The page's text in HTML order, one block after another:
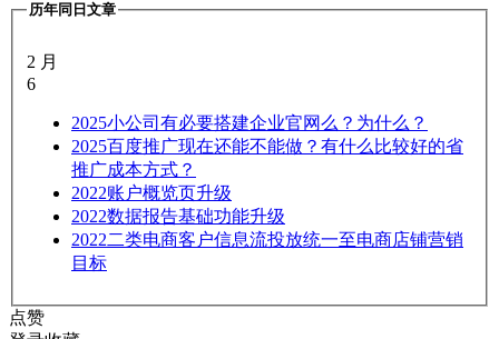
历年同日文章
2 月
6
2025小公司有必要搭建企业官网么？为什么？
2025百度推广现在还能不能做？有什么比较好的省
推广成本方式？
2022账户概览页升级
2022数据报告基础功能升级
2022二类电商客户信息流投放统一至电商店铺营销
目标
点赞